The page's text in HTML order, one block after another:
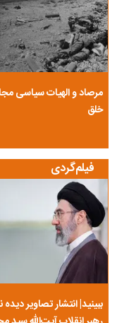
مرصاد و الهیات سیاسی
خلق
فیلم‌گردی
ببینید| انتشار تصاویر